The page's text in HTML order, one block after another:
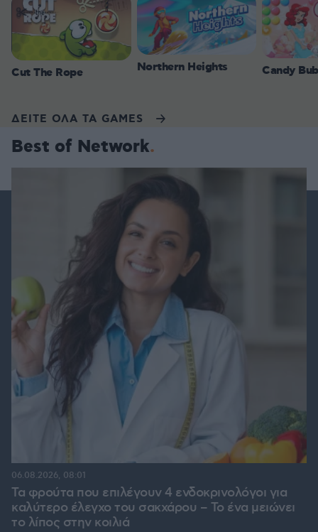
Cut The Rope Northern Heights Candy
ΔΕΙΤΕ ΟΛΑ ΤΑ GAMES
Best of Network
Τα φρούτα που επιλέγουν 4 ενδοκρινολόγοι για
καλύτερο έλεγχο του σακχάρου – Το ένα μειώνει
το λίπος στην κοιλιά
06.08.2026, 08:01